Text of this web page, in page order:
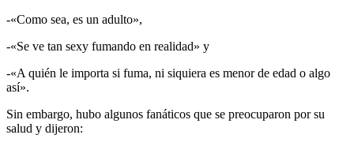
-«Como sea, es un adulto»,
-«Se ve tan sexy fumando en realidad» y
-«A quién le importa si fuma, ni siquiera es menor de edad o algo
así».
Sin embargo, hubo algunos fanáticos que se preocuparon por su
salud y dijeron: